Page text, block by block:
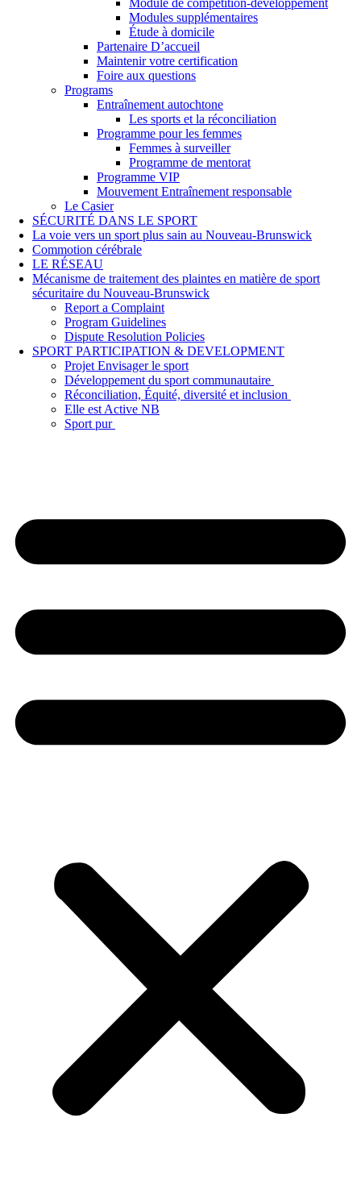
Modules supplémentaires
Étude à domicile
Partenaire D’accueil
Maintenir votre certification
Foire aux questions
Programs
Entraînement autochtone
Les sports et la réconciliation
Programme pour les femmes
Femmes à surveiller
Programme de mentorat
Programme VIP
Mouvement Entraînement responsable
Le Casier
SÉCURITÉ DANS LE SPORT
La voie vers un sport plus sain au Nouveau-Brunswick
Commotion cérébrale
LE RÉSEAU
Mécanisme de traitement des plaintes en matière de sport
sécuritaire du Nouveau-Brunswick
Report a Complaint
Program Guidelines
Dispute Resolution Policies
SPORT PARTICIPATION & DEVELOPMENT
Projet Envisager le sport
Développement du sport communautaire
Réconciliation, Équité, diversité et inclusion
Elle est Active NB
Sport pur